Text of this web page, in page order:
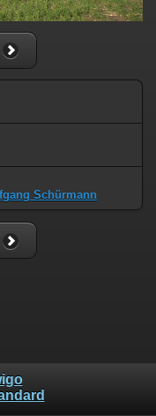
Schürmann